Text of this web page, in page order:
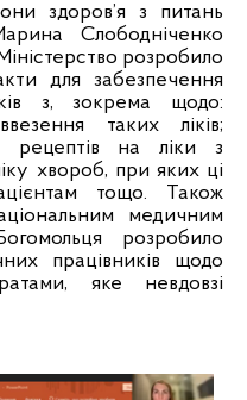
здоров’я з питань
Слободніченко
розробило
для забезпечення
з, зокрема щодо:
таких ліків;
рецептів на ліки з
хвороб, при яких ці
тощо. Також
медичним
розробило
працівників щодо
яке невдовзі